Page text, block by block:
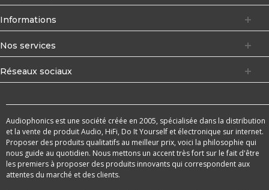
Informations
Nos services
Réseaux sociaux
Audiophonics est une société créée en 2005, spécialisée dans la distribution
et la vente de produit Audio, HiFi, Do It Yourself et électronique sur internet.
Proposer des produits qualitatifs au meilleur prix, voici la philosophie qui
nous guide au quotidien. Nous mettons un accent très fort sur le fait d'être
les premiers à proposer des produits innovants qui correspondent aux
attentes du marché et des clients.